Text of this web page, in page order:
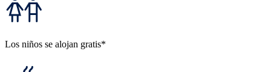
Los niños se alojan gratis*